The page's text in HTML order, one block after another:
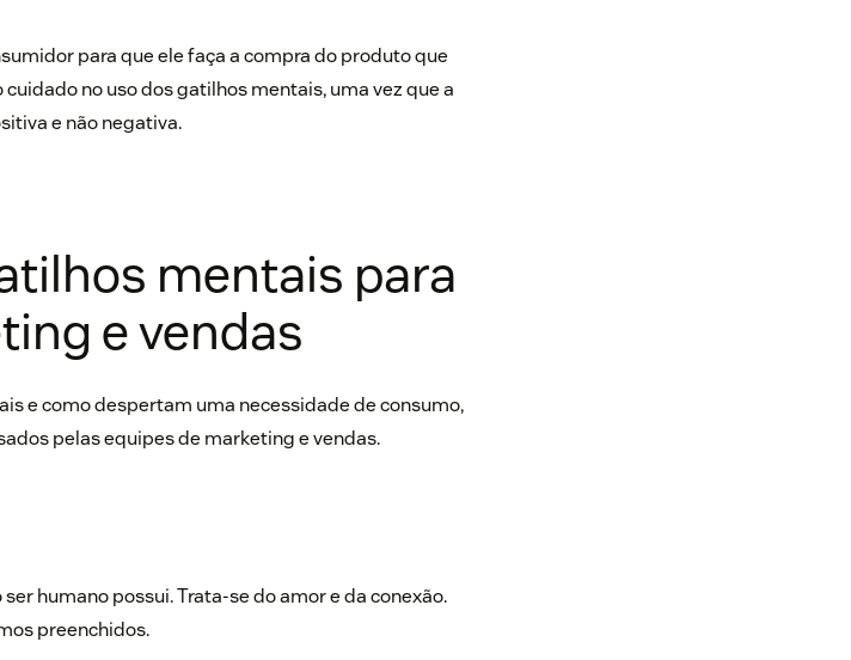
para que ele faça a compra do produto que
no uso dos gatilhos mentais, uma vez que a
e não negativa.
mentais para
e vendas
e como despertam uma necessidade de consumo,
pelas equipes de marketing e vendas.
humano possui. Trata-se do amor e da conexão.
preenchidos.